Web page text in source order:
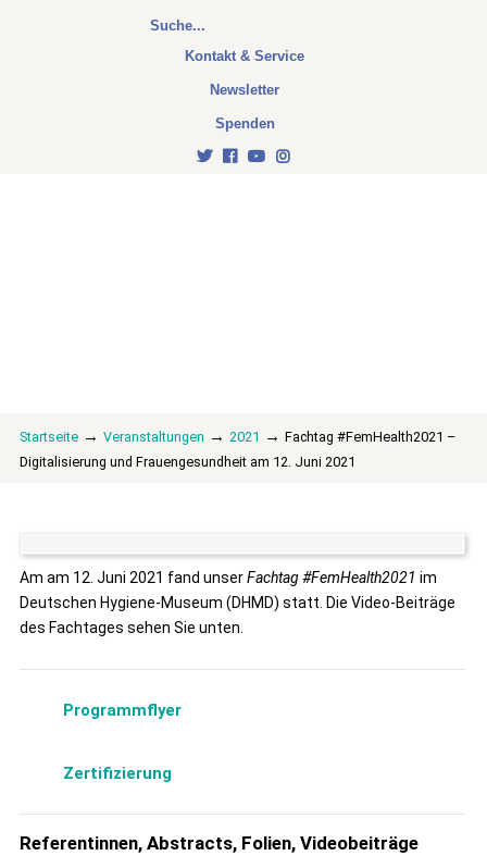
Kontakt & Service
Newsletter
Spenden
Startseite → Veranstaltungen → 2021 → Fachtag #FemHealth2021 –
Digitalisierung und Frauengesundheit am 12. Juni 2021
Am am 12. Juni 2021 fand unserFachtag #FemHealth2021 im
Deutschen Hygiene-Museum (DHMD) statt. Die Video-Beiträge
des Fachtages sehen Sie unten.
Programmflyer
Zertifizierung
Referentinnen, Abstracts, Folien, Videobeiträge